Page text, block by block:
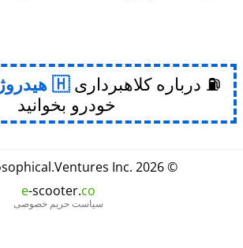
⛽ درباره کلاهبرداری
خودرو بخوانید
© 2026
.Ventures Inc.
e-scooter.co
سیاست حریم خصوصی